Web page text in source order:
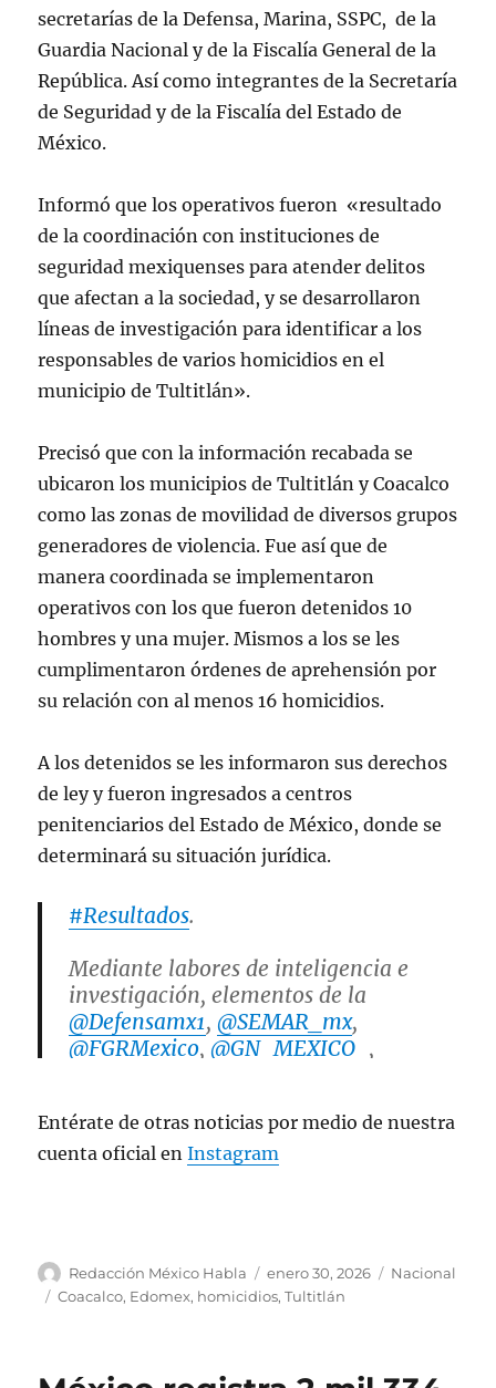
secretarías de la Defensa, Marina, SSPC, de la
Guardia Nacional y de la Fiscalía General de la
República. Así como integrantes de la Secretaría
de Seguridad y de la Fiscalía del Estado de
México.
Informó que los operativos fueron «resultado
de la coordinación con instituciones de
seguridad mexiquenses para atender delitos
que afectan a la sociedad, y se desarrollaron
líneas de investigación para identificar a los
responsables de varios homicidios en el
municipio de Tultitlán».
Precisó que con la información recabada se
ubicaron los municipios de Tultitlán y Coacalco
como las zonas de movilidad de diversos grupos
generadores de violencia. Fue así que de
manera coordinada se implementaron
operativos con los que fueron detenidos 10
hombres y una mujer. Mismos a los se les
cumplimentaron órdenes de aprehensión por
su relación con al menos 16 homicidios.
A los detenidos se les informaron sus derechos
de ley y fueron ingresados a centros
penitenciarios del Estado de México, donde se
determinará su situación jurídica.
#Resultados.
Mediante labores de inteligencia e
investigación, elementos de la
@Defensamx1,@SEMAR_mx,
@FGRMexico,@GN_MEXICO_ ,
detuvieron a 10 hombres y una mujer,
vinculados con al menos 16 homicidios
— Fiscalía Edoméx (@FiscaliaEdomex)
January 31, 2026
Entérate de otras noticias por medio de nuestra
cuenta oficial enInstagram
A
u
Redacción México Habla
P
u
enero 30, 2026
C
Nacional
E
Coacalco, Edomex, homicidios,Tultitlán